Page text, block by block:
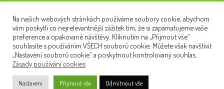
semináře, konferenci, plavbu na lodi a WC kartu. Z peněz
tiskneme odborné publikace pro pacienty.
NEWSLETTER
Na našich webových stránkách používáme soubory cookie, abychom
vám poskytli co nejrelevantnější zážitek tím, že si zapamatujeme vaše
preference a opakované návštěvy. Kliknutím na „Přijmout vše“
souhlasíte s používáním VŠECH souborů cookie. Můžete však navštívit
„Nastavení souborů cookie“ a poskytnout kontrolovaný souhlas.
Zásady používání cookies
Nastavení Přijmout vše Odmítnout vše